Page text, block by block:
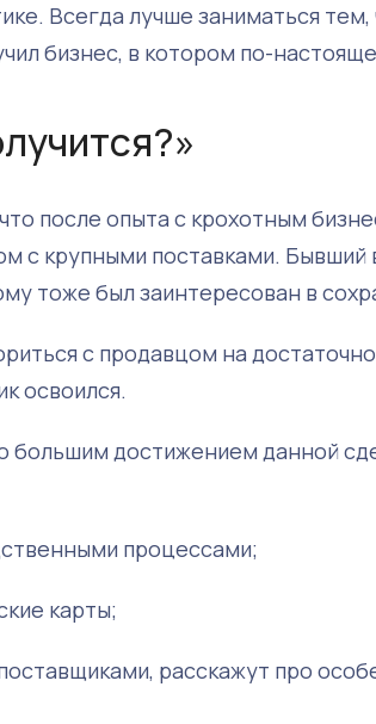
Всегда лучше заниматься
бизнес, в котором по-
после опыта с крохотным
с крупными поставками. Бывший
тоже был заинтересован в
с продавцом на
освоился.
большим достижением данной
процессами;
карты;
расскажут про